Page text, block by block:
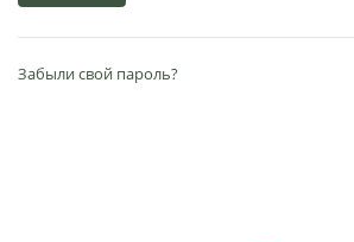
Забыли свой пароль?